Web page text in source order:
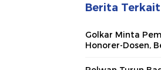
Berita Terkait
Golkar Minta
Honorer-Dosen,